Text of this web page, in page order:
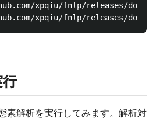
xpqiu/fnlp/releases/
xpqiu/fnlp/releases/
素解析を実行してみます。解析対